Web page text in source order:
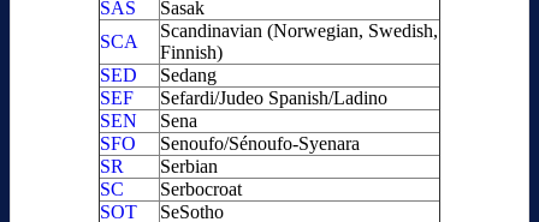
SAS
Sasak
SCA
Scandinavian (Norwegian, Swedish,
Finnish)
SED
Sedang
SEF
Sefardi/Judeo Spanish/Ladino
SEN
Sena
SFO
Senoufo/Sénoufo-Syenara
SR
Serbian
SC
Serbocroat
SOT
SeSotho